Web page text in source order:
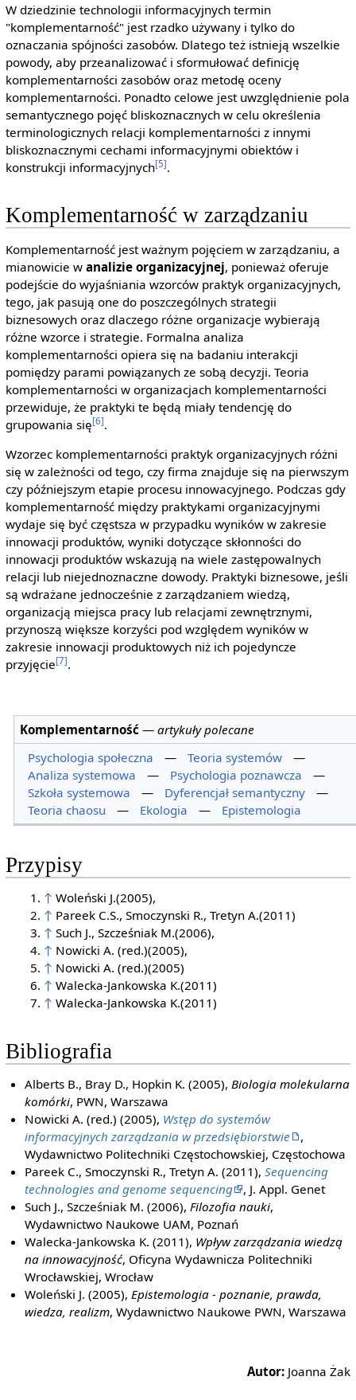
W dziedzinie technologii informacyjnych termin
"komplementarność" jest rzadko używany i tylko do
oznaczania spójności zasobów. Dlatego też istnieją wszelkie
powody, aby przeanalizować i sformułować definicję
komplementarności zasobów oraz metodę oceny
komplementarności. Ponadto celowe jest uwzględnienie pola
semantycznego pojęć bliskoznacznych w celu określenia
terminologicznych relacji komplementarności z innymi
bliskoznacznymi cechami informacyjnymi obiektów i
konstrukcji informacyjnych[5].
Komplementarność w zarządzaniu
Komplementarność jest ważnym pojęciem w zarządzaniu, a
mianowicie w analizie organizacyjnej, ponieważ oferuje
podejście do wyjaśniania wzorców praktyk organizacyjnych,
tego, jak pasują one do poszczególnych strategii
biznesowych oraz dlaczego różne organizacje wybierają
różne wzorce i strategie. Formalna analiza
komplementarności opiera się na badaniu interakcji
pomiędzy parami powiązanych ze sobą decyzji. Teoria
komplementarności w organizacjach komplementarności
przewiduje, że praktyki te będą miały tendencję do
grupowania się[6].
Wzorzec komplementarności praktyk organizacyjnych różni
się w zależności od tego, czy firma znajduje się na pierwszym
czy późniejszym etapie procesu innowacyjnego. Podczas gdy
komplementarność między praktykami organizacyjnymi
wydaje się być częstsza w przypadku wyników w zakresie
innowacji produktów, wyniki dotyczące skłonności do
innowacji produktów wskazują na wiele zastępowalnych
relacji lub niejednoznaczne dowody. Praktyki biznesowe, jeśli
są wdrażane jednocześnie z zarządzaniem wiedzą,
organizacją miejsca pracy lub relacjami zewnętrznymi,
przynoszą większe korzyści pod względem wyników w
zakresie innowacji produktowych niż ich pojedyncze
przyjęcie[7].
Komplementarność —artykuły polecane
Psychologia społeczna
— Teoria systemów
—
Analiza systemowa
— Psychologia poznawcza
—
Szkoła systemowa
— Dyferencjał semantyczny
—
Teoria chaosu
— Ekologia — Epistemologia
Przypisy
↑ Woleński J.(2005),
↑ Pareek C.S., Smoczynski R., Tretyn A.(2011)
↑ Such J., Szcześniak M.(2006),
↑ Nowicki A. (red.)(2005),
↑ Nowicki A. (red.)(2005)
↑ Walecka-Jankowska K.(2011)
↑ Walecka-Jankowska K.(2011)
Bibliografia
Alberts B., Bray D., Hopkin K. (2005),Biologia molekularna
komórki, PWN, Warszawa
Nowicki A. (red.) (2005), Wstęp do systemów
informacyjnych zarządzania w przedsiębiorstwie
,
Wydawnictwo Politechniki Częstochowskiej, Częstochowa
Pareek C., Smoczynski R., Tretyn A. (2011),Sequencing
technologies and genome sequencing
, J. Appl. Genet
Such J., Szcześniak M. (2006),Filozofia nauki,
Wydawnictwo Naukowe UAM, Poznań
Walecka-Jankowska K. (2011), Wpływ zarządzania wiedzą
na innowacyjność, Oficyna Wydawnicza Politechniki
Wrocławskiej, Wrocław
Woleński J. (2005),Epistemologia - poznanie, prawda,
wiedza, realizm, Wydawnictwo Naukowe PWN, Warszawa
Autor: Joanna Żak